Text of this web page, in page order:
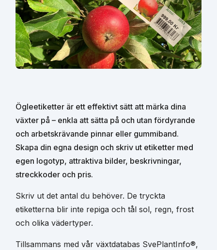
Ögleetiketter är ett effektivt sätt att märka dina
växter på – enkla att sätta på och utan fördyrande
och arbetskrävande pinnar eller gummiband.
Skapa din egna design och skriv ut etiketter med
egen logotyp, attraktiva bilder, beskrivningar,
streckkoder och pris.
Skriv ut det antal du behöver. De tryckta
etiketterna blir inte repiga och tål sol, regn, frost
och olika vädertyper.
Tillsammans med vår växtdatabas SvePlantInfo®,